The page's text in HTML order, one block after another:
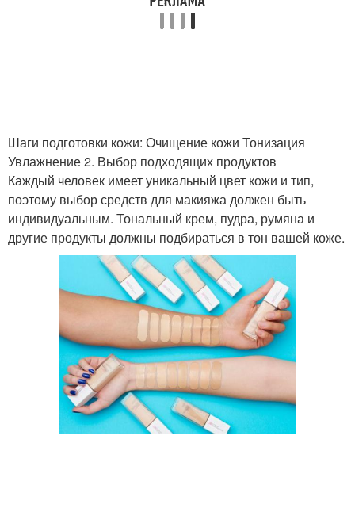
Шаги подготовки кожи: Очищение кожи Тонизация
Увлажнение 2. Выбор подходящих продуктов
Каждый человек имеет уникальный цвет кожи и тип,
поэтому выбор средств для макияжа должен быть
индивидуальным. Тональный крем, пудра, румяна и
другие продукты должны подбираться в тон вашей коже.